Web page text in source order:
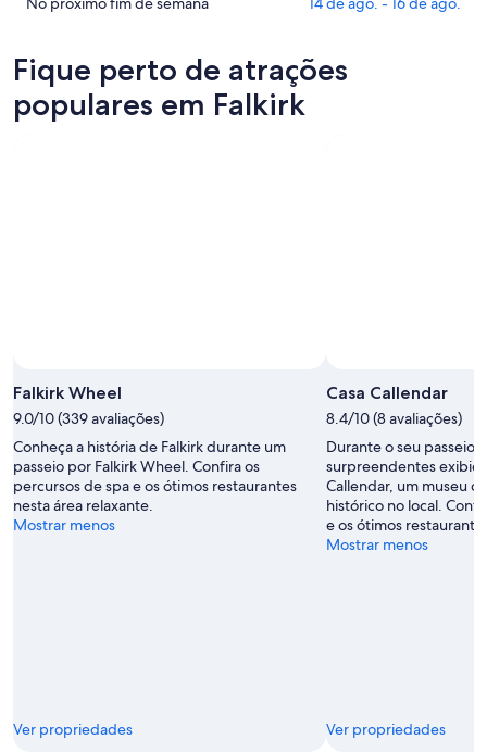
noite,
de
para
amanhã
à
em
Falkirk
para
ago.
Fique perto de atrações
populares em Falkirk
Falkirk Wheel
9.0/10 (339 avaliações)
Conheça a história de Falkirk durante um
passeio por Falkirk Wheel. Confira os
percursos de spa e os ótimos restaurantes
nesta área relaxante.
Mostrar menos
Ver propriedades
Casa Callendar
8.4/10 (8 avaliações)
Durante o seu passeio
surpreendentes
Callendar, um museu
histórico no local.
e os ótimos
Mostrar menos
Ver propriedades